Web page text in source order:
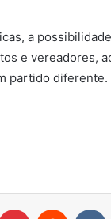
a
e vereadores,
partido diferente.
Pinterest Reddit